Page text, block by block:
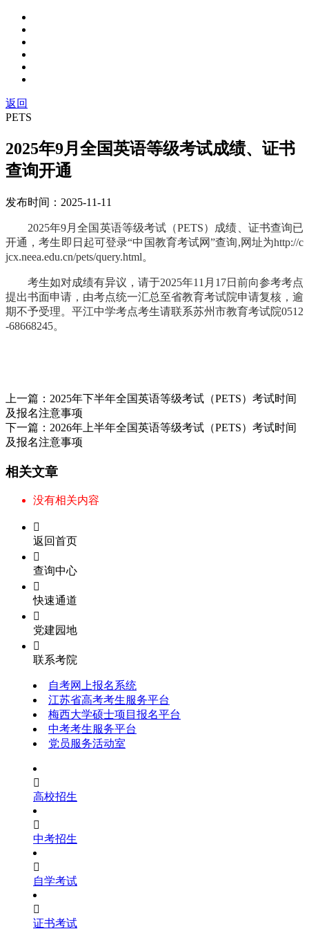
返回
PETS
2025年9月全国英语等级考试成绩、证书
查询开通
发布时间： 2025-11-11
2025年9月全国英语等级考试（PETS）成绩、证书查询已
开通，考生即日起可登录“中国教育考试网”查询,网址为http://c
jcx.neea.edu.cn/pets/query.html。
考生如对成绩有异议，请于2025年11月17日前向参考考点
提出书面申请， 由考点统一汇总至省教育考试院申请复核，逾
期不予受理。 平江中学考点考生请联系苏州市教育考试院0512
-68668245。
上一篇： 2025年下半年全国英语等级考试（PETS）考试时间
及报名注意事项
下一篇： 2026年上半年全国英语等级考试（PETS）考试时间
及报名注意事项
相关文章
没有相关内容

返回首页

查询中心

快速通道

党建园地

联系考院
自考网上报名系统
江苏省高考考生服务平台
梅西大学硕士项目报名平台
中考考生服务平台
党员服务活动室

高校招生

中考招生

自学考试

证书考试